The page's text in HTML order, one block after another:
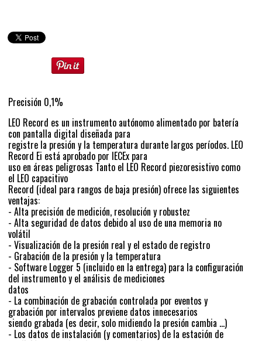
Precisión 0,1%
LEO Record es un instrumento autónomo alimentado por batería
con pantalla digital diseñada para
registre la presión y la temperatura durante largos períodos. LEO
Record Ei está aprobado por IECEx para
uso en áreas peligrosas Tanto el LEO Record piezoresistivo como
el LEO capacitivo
Record (ideal para rangos de baja presión) ofrece las siguientes
ventajas:
- Alta precisión de medición, resolución y robustez
- Alta seguridad de datos debido al uso de una memoria no
volátil
- Visualización de la presión real y el estado de registro
- Grabación de la presión y la temperatura
- Software Logger 5 (incluido en la entrega) para la configuración
del instrumento y el análisis de mediciones
datos
- La combinación de grabación controlada por eventos y
grabación por intervalos previene datos innecesarios
siendo grabada (es decir, solo midiendo la presión cambia ...)
- Los datos de instalación (y comentarios) de la estación de